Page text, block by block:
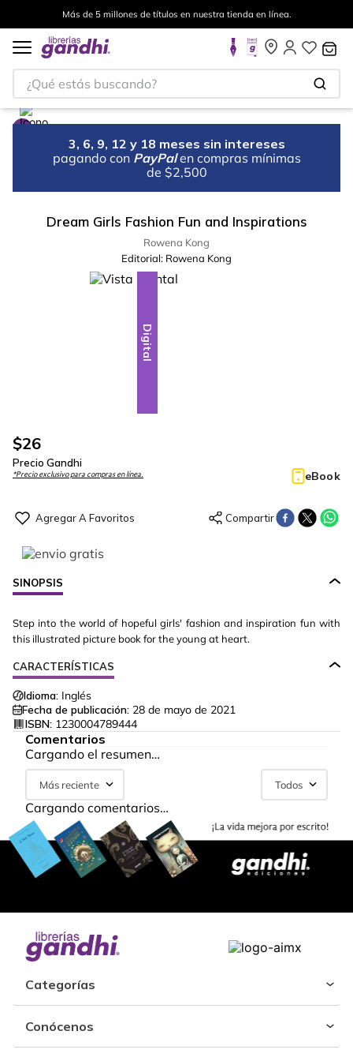
Más de 5 millones de títulos en nuestra tienda en línea.
¿Qué estás buscando?
3, 6, 9, 12 y 18 meses sin intereses
pagando con PayPal en compras mínimas
de $2,500
Dream Girls Fashion Fun and Inspirations
Rowena Kong
Editorial: Rowena Kong
Digital
$26
Precio Gandhi
*Precio exclusivo para compras en línea. eBook
SINOPSIS
Step into the world of hopeful girls' fashion and inspiration fun with
this illustrated picture book for the young at heart.
CARACTERÍSTICAS
Idioma: Inglés
Fecha de publicación: 28 de mayo de 2021
ISBN: 1230004789444
Comentarios
Cargando el resumen…
Más reciente Todos
Cargando comentarios…
Categorías
Conócenos